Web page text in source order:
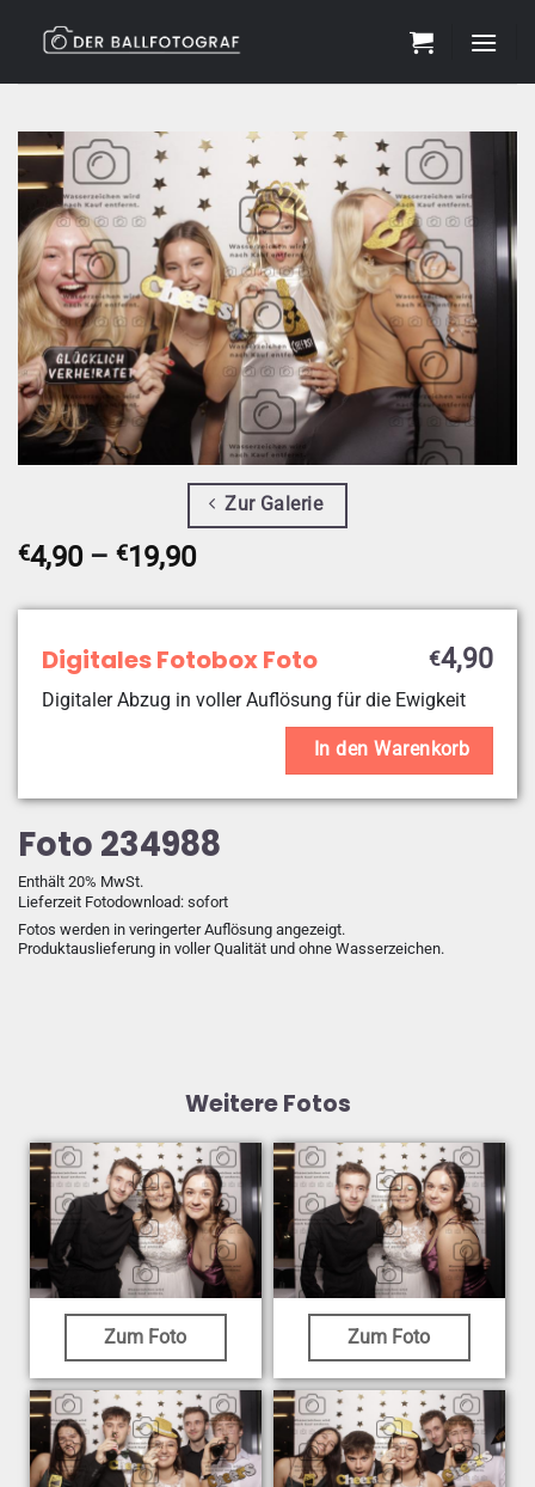
Zur Galerie
Foto 234988
€4,90 – €19,90Preisspanne:
bis
Enthält 20% MwSt.
Lieferzeit Fotodownload: sofort
Fotos werden in veringerter Auflösung angezeigt.
Produktauslieferung in voller Qualität und ohne Wasserzeichen.
Digitales Fotobox Foto €4,90
Digitaler Abzug in voller Auflösung für die Ewigkeit
In den Warenkorb
Weitere Fotos
Zum Foto Zum Foto